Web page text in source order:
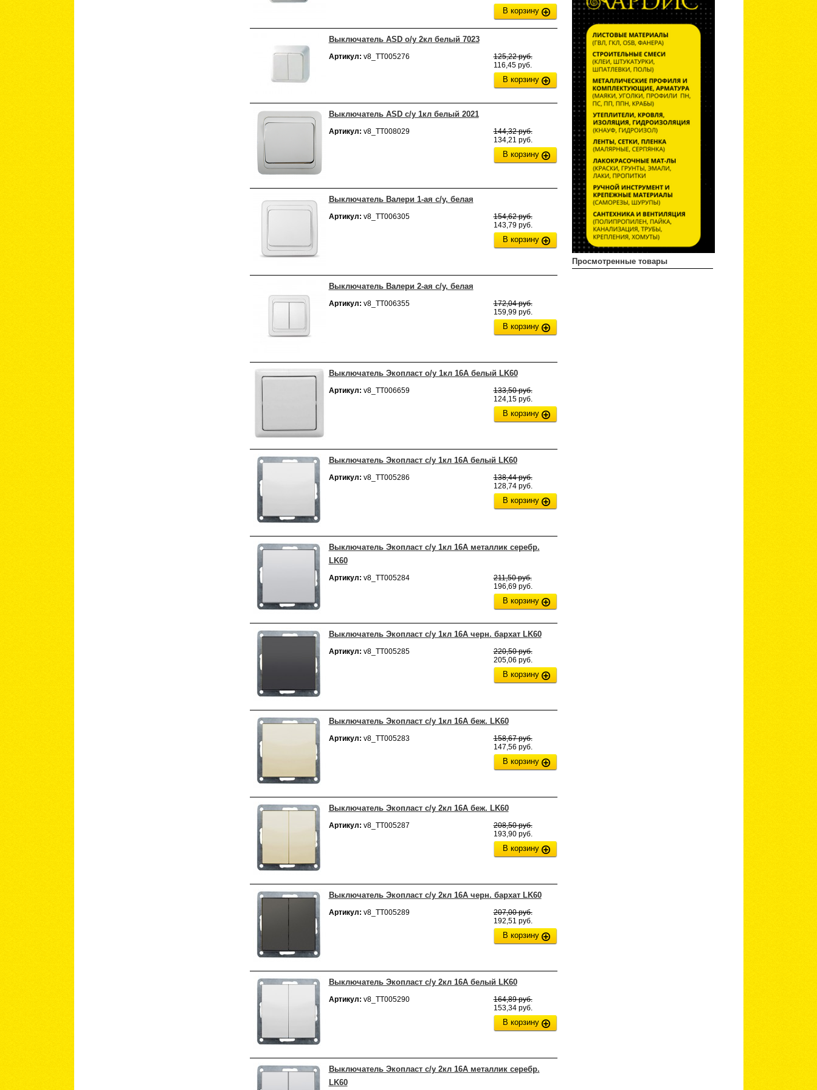
Просмотренные товары
В корзину
Выключатель ASD о/у 2кл белый 7023
Артикул: v8_ТТ005276
125,22 руб.
116,45 руб.
В корзину
Выключатель ASD с/у 1кл белый 2021
Артикул: v8_ТТ008029
144,32 руб.
134,21 руб.
В корзину
Выключатель Валери 1-ая с/у, белая
Артикул: v8_ТТ006305
154,62 руб.
143,79 руб.
В корзину
Выключатель Валери 2-ая с/у, белая
Артикул: v8_ТТ006355
172,04 руб.
159,99 руб.
В корзину
Выключатель Экопласт о/у 1кл 16А белый LK60
Артикул: v8_ТТ006659
133,50 руб.
124,15 руб.
В корзину
Выключатель Экопласт с/у 1кл 16А белый LK60
Артикул: v8_ТТ005286
138,44 руб.
128,74 руб.
В корзину
Выключатель Экопласт с/у 1кл 16А металлик серебр.
LK60
Артикул: v8_ТТ005284
211,50 руб.
196,69 руб.
В корзину
Выключатель Экопласт с/у 1кл 16А черн. бархат LK60
Артикул: v8_ТТ005285
220,50 руб.
205,06 руб.
В корзину
Выключатель Экопласт с/у 1кл 16А беж. LK60
Артикул: v8_ТТ005283
158,67 руб.
147,56 руб.
В корзину
Выключатель Экопласт с/у 2кл 16А беж. LK60
Артикул: v8_ТТ005287
208,50 руб.
193,90 руб.
В корзину
Выключатель Экопласт с/у 2кл 16А черн. бархат LK60
Артикул: v8_ТТ005289
207,00 руб.
192,51 руб.
В корзину
Выключатель Экопласт с/у 2кл 16А белый LK60
Артикул: v8_ТТ005290
164,89 руб.
153,34 руб.
В корзину
Выключатель Экопласт с/у 2кл 16А металлик серебр.
LK60